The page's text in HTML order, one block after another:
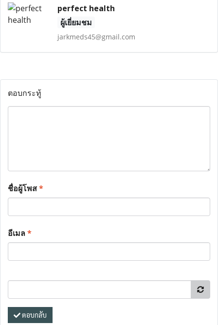
perfect health
ผู้เยี่ยมชม
jarkmeds45@gmail.com
ตอบกระทู้
ชื่อผู้โพส*
อีเมล*
ตอบกลับ